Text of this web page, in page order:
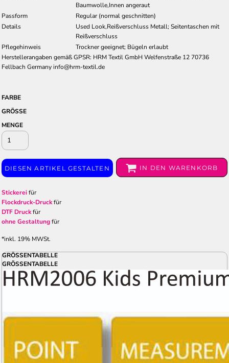
Baumwolle,Innen angeraut
Passform
Regular (normal geschnitten)
Details
Used Look,Reißverschluss Metall; Seitentaschen mit
Reißverschluss
Pflegehinweis
Trockner geeignet; Bügeln erlaubt
Herstellerangaben gemäß GPSR: HRM Textil GmbH Welfenstraße 12 70736
Fellbach Germany info@hrm-textil.de
FARBE
GRÖSSE
MENGE
DIESEN ARTIKEL GESTALTEN IN DEN WARENKORB
Stickereifür
Flockdruck-Druckfür
DTF Druckfür
ohne Gestaltungfür
*inkl. 19% MWSt.
GRÖSSENTABELLE
GRÖSSENTABELLE